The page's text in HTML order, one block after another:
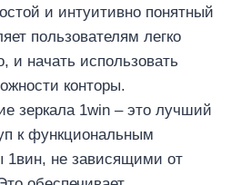
и интуитивно понятный
пользователям легко
и начать использовать
конторы.
зеркала 1win – это лучший
к функциональным
1вин, не зависящими от